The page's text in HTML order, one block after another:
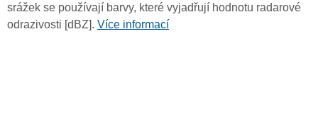
srážek se používají barvy, které vyjadřují hodnotu radarové
odrazivosti [dBZ]. Více informací